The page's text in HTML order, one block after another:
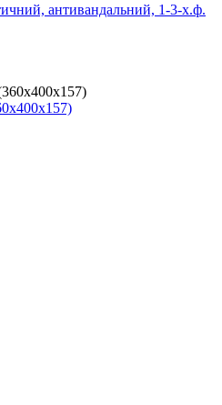
антивандальний, 1-3-х.ф.